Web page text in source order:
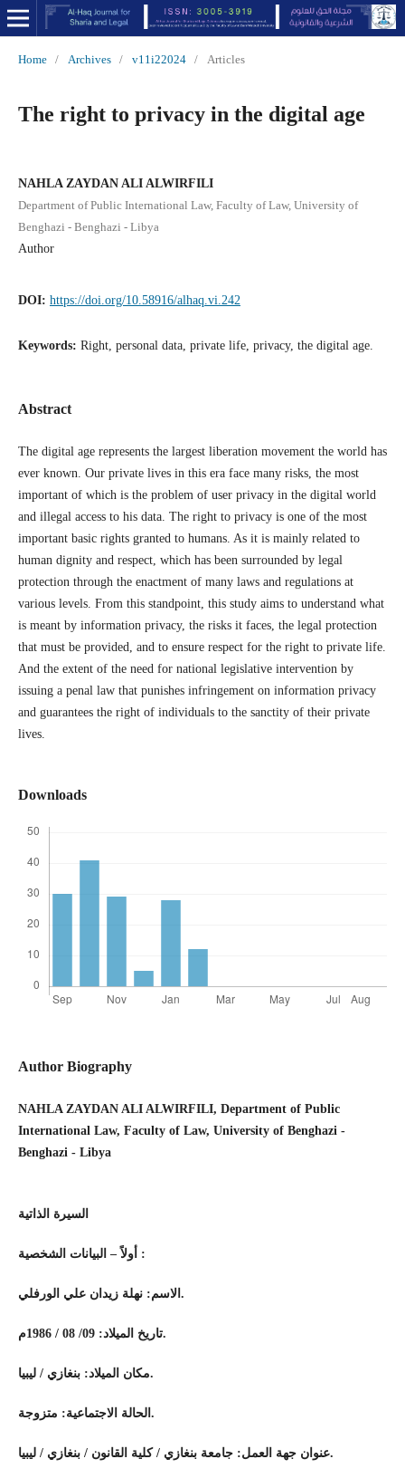
Home / Archives / v11i22024 / Articles
The right to privacy in the digital age
NAHLA ZAYDAN ALI ALWIRFILI
Department of Public International Law, Faculty of Law, University of
Benghazi - Benghazi - Libya
Author
DOI: https://doi.org/10.58916/alhaq.vi.242
Keywords: Right, personal data, private life, privacy, the digital age.
Abstract
The digital age represents the largest liberation movement the world has
ever known. Our private lives in this era face many risks, the most
important of which is the problem of user privacy in the digital world
and illegal access to his data. The right to privacy is one of the most
important basic rights granted to humans. As it is mainly related to
human dignity and respect, which has been surrounded by legal
protection through the enactment of many laws and regulations at
various levels. From this standpoint, this study aims to understand what
is meant by information privacy, the risks it faces, the legal protection
that must be provided, and to ensure respect for the right to private life.
And the extent of the need for national legislative intervention by
issuing a penal law that punishes infringement on information privacy
and guarantees the right of individuals to the sanctity of their private
lives.
Downloads
Author Biography
NAHLA ZAYDAN ALI ALWIRFILI, Department of Public
International Law, Faculty of Law, University of Benghazi -
Benghazi - Libya
السيرة الذاتية
أولاً – البيانات الشخصية :
الاسم: نهلة زيدان علي الورفلي.
تاريخ الميلاد: 09/ 08 / 1986م.
مكان الميلاد: بنغازي / ليبيا.
الحالة الاجتماعية: متزوجة.
عنوان جهة العمل: جامعة بنغازي / كلية القانون / بنغازي / ليبيا.